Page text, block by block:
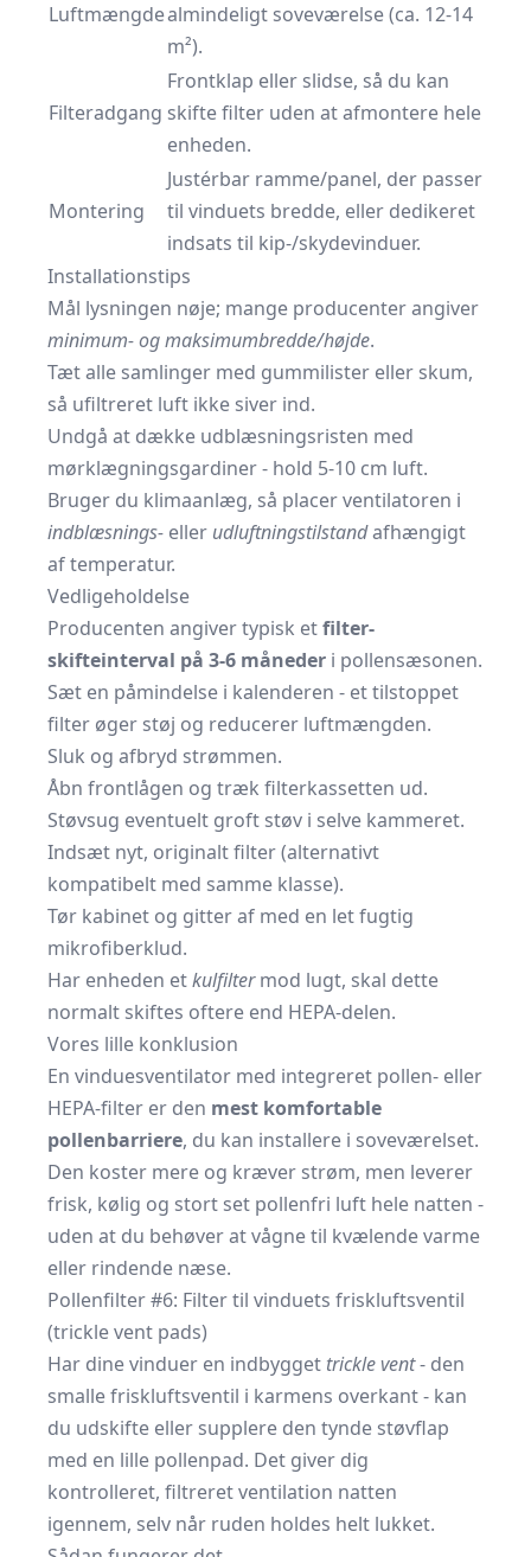
Luftmængdealmindeligt soveværelse (ca. 12-14
m²).
Filteradgang
Frontklap eller slidse, så du kan
skifte filter uden at afmontere hele
enheden.
Montering
Justérbar ramme/panel, der passer
til vinduets bredde, eller dedikeret
indsats til kip-/skydevinduer.
Installationstips
Mål lysningen nøje; mange producenter angiver
minimum- og maksimum­bredde/højde.
Tæt alle samlinger med gummilister eller skum,
så ufiltreret luft ikke siver ind.
Undgå at dække udblæsningsristen med
mørklægningsgardiner - hold 5-10 cm luft.
Bruger du klimaanlæg, så placer ventilatoren i
indblæsnings- eller udluftnings­tilstandafhængigt
af temperatur.
Vedligeholdelse
Producenten angiver typisk etfilter­
skifteinterval på 3-6 måneder i pol­len­sæsonen.
Sæt en påmindelse i kalenderen - et tilstoppet
filter øger støj og reducerer luftmængden.
Sluk og afbryd strømmen.
Åbn frontlågen og træk filterkassetten ud.
Støvsug eventuelt groft støv i selve kammeret.
Indsæt nyt, originalt filter (alternativt
kompatibelt med samme klasse).
Tør kabinet og gitter af med en let fugtig
mikrofiberklud.
Har enheden etkulfiltermod lugt, skal dette
normalt skiftes oftere end HEPA-delen.
Vores lille konklusion
En vinduesventilator med integreret pollen- eller
HEPA-filter er den mest komfortable
pollenbarriere, du kan installere i soveværelset.
Den koster mere og kræver strøm, men leverer
frisk, kølig og stort set pollenfri luft hele natten -
uden at du behøver at vågne til kvælende varme
eller rindende næse.
Pollenfilter #6: Filter til vinduets friskluftsventil
(trickle vent pads)
Har dine vinduer en indbygget trickle vent- den
smalle friskluftsventil i karmens overkant - kan
du udskifte eller supplere den tynde støvflap
med en lille pollenpad. Det giver dig
kontrolleret, filtreret ventilation natten
igennem, selv når ruden holdes helt lukket.